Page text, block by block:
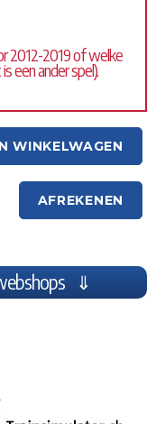
2012-2019 of welke
een ander spel).
WINKELWAGEN
AFREKENEN
⇓